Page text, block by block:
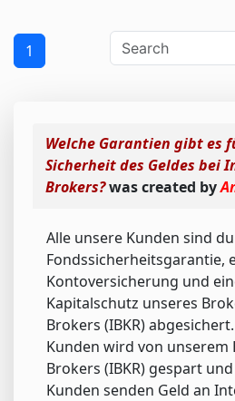
1
Welche Garantien gibt es
Sicherheit des Geldes bei
Brokers?was created by
Alle unsere Kunden sind
Fondssicherheitsgarantie,
Kontoversicherung und
Kapitalschutz unseres
Brokers (IBKR)
Kunden wird von
Brokers (IBKR) gespart
Kunden senden Geld an